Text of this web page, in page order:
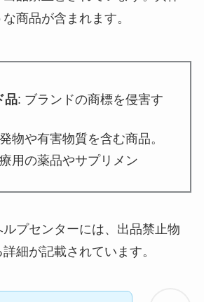
商品が含まれます。
品: ブランドの商標を侵害す
物や有害物質を含む商品。
用の薬品やサプリメン
ルプセンターには、出品禁止物
細が記載されています。